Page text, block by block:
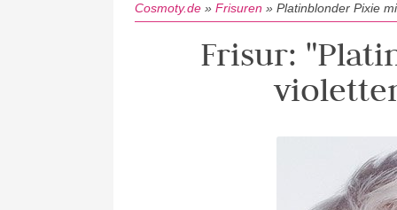
Cosmoty.de » Frisuren » Platinblonder Pixie
Frisur: